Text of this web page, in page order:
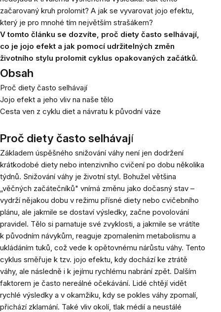
začarovaný kruh prolomit? A jak se vyvarovat jojo efektu,
který je pro mnohé tím největším strašákem?
V tomto článku se dozvíte, proč diety často selhávají,
co je jojo efekt a jak pomocí udržitelných změn
životního stylu prolomit cyklus opakovaných začátků.
Obsah
Proč diety často selhávají
Jojo efekt a jeho vliv na naše tělo
Cesta ven z cyklu diet a návratu k původní váze
Proč diety často selhávají
Základem úspěšného snižování váhy není jen dodržení
krátkodobé diety nebo intenzivního cvičení po dobu několika
týdnů. Snižování váhy je životní styl. Bohužel většina
„věčných začátečníků" vnímá změnu jako dočasný stav –
vydrží nějakou dobu v režimu přísné diety nebo cvičebního
plánu, ale jakmile se dostaví výsledky, začne povolování
pravidel. Tělo si pamatuje své zvyklosti, a jakmile se vrátíte
k původním návykům, reaguje zpomalením metabolismu a
ukládáním tuků, což vede k opětovnému nárůstu váhy. Tento
cyklus směřuje k tzv. jojo efektu, kdy dochází ke ztrátě
váhy, ale následně i k jejímu rychlému nabrání zpět. Dalším
faktorem je často nereálné očekávání. Lidé chtějí vidět
rychlé výsledky a v okamžiku, kdy se pokles váhy zpomalí,
přichází zklamání. Také vliv okolí, tlak médií a neustálé